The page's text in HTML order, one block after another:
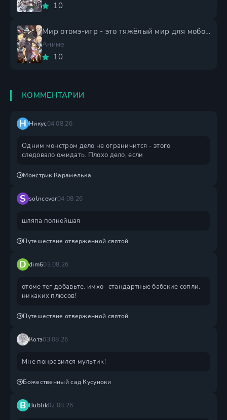
10
Мир отомэ-игр - это тяжёлый мир для мобов 2 сезон
Аниме
10
КОММЕНТАРИИ
Н Никус04.08.26
Одним монстром дело не ограничится - этого
следовало ожидать. Плохо дело, если
Монстрик Карамелька
S solncevor04.08.26
шляпа полнейшая
Путешествие отверженной святой
D dim603.08.26
отоме тег добавьте. имхо- стандартные бабские сопли.
никаких плюсов!
Путешествие отверженной святой
Котэ03.08.26
Мне понравился мультик!
Божественный сад Кусуноки
B Bublik02.08.26